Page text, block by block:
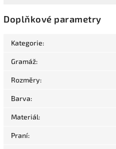
Doplňkové parametry
Kategorie:
Gramáž:
Rozměry:
Barva:
Materiál:
Praní: